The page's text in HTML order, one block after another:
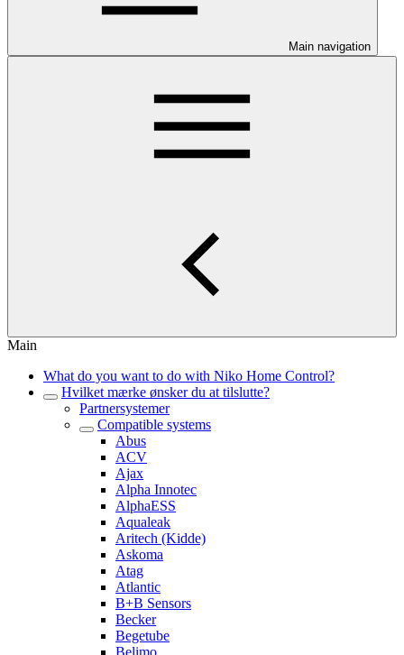
Main navigation
Main
What do you want to do with Niko Home Control?
Hvilket mærke ønsker du at tilslutte?
Partnersystemer
Compatible systems
Abus
ACV
Ajax
Alpha Innotec
AlphaESS
Aqualeak
Aritech (Kidde)
Askoma
Atag
Atlantic
B+B Sensors
Becker
Begetube
Belimo